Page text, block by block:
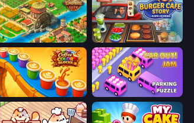
Empire City Burger Cafe Story ASMR Cooking
Coffee Color Blocks Car OUT! Jam Parking Puzzle